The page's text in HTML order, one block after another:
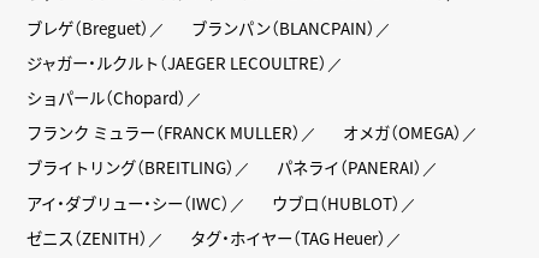
ブレゲ（Breguet）
ブランパン（BLANCPAIN）
ジャガー・ルクルト（JAEGER LECOULTRE）
ショパール（Chopard）
フランク ミュラー（FRANCK MULLER）
オメガ（OMEGA）
ブライトリング（BREITLING）
パネライ（PANERAI）
アイ・ダブリュー・シー（IWC）
ウブロ（HUBLOT）
ゼニス（ZENITH）
タグ・ホイヤー（TAG Heuer）